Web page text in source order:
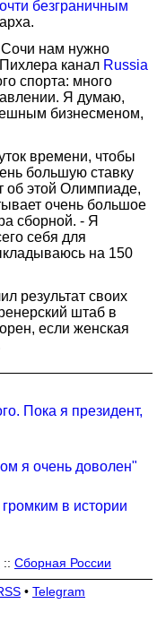
безграничным
Сочи нам нужно
Пихлера канал Russia
спорта: много
Я думаю,
бизнесменом,
времени, чтобы
большую ставку
об этой Олимпиаде,
очень большое
сборной. - Я
себя для
на 150
результат своих
штаб в
если женская
Пока я президент,
я очень доволен"
в истории
:: Сборная России
• Telegram